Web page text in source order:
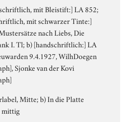
mit Bleistift:] LA 852;
mit schwarzer Tinte:]
nach Liebs, Die
I. Tl; b) [handschriftlich:] LA
9.4.1927, WilhDoegen
Sjonke van der Kovi
Mitte; b) In die Platte
mittig